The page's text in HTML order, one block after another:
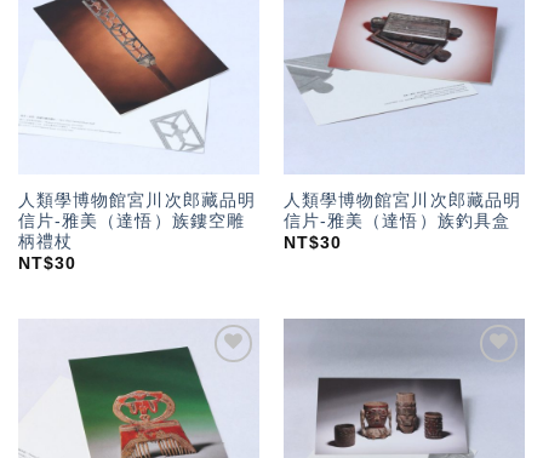
人類學博物館宮川次郎藏品明
信片-雅美（達悟）族鏤空雕
柄禮杖
NT$30
「願
望輕
單」
人類學博物館宮川次郎藏品明
信片-雅美（達悟）族釣具盒
NT$30
單」